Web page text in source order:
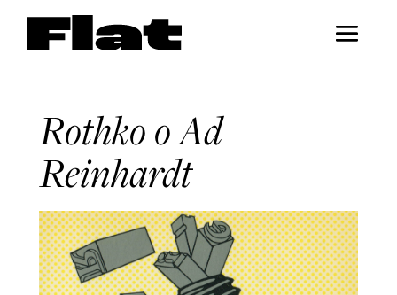
Rothko o Ad
Reinhardt